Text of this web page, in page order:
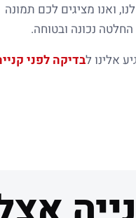
ואנו מציגים לכם תמונה
נכונה ובטוחה.
אלינו לבדיקה לפני